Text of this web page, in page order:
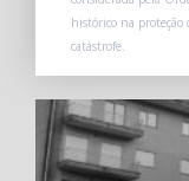
histórico na proteção
catástrofe.